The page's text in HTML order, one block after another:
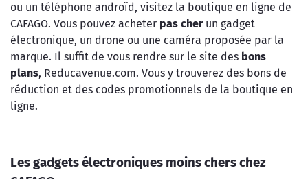
ou un téléphone androïd, visitez la boutique en ligne de
CAFAGO. Vous pouvez acheter pas cherun gadget
électronique, un drone ou une caméra proposée par la
marque. Il suffit de vous rendre sur le site des bons
plans, Reducavenue.com. Vous y trouverez des bons de
réduction et des codes promotionnels de la boutique en
ligne.
Les gadgets électroniques moins chers chez